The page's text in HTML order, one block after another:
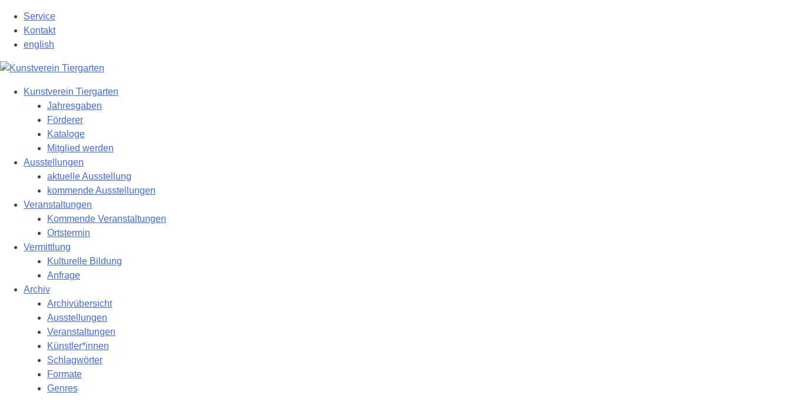
Hauptinhalt
springen
Service
Kontakt
english
Kunstverein Tiergarten
Jahresgaben
Förderer
Kataloge
Mitglied werden
Ausstellungen
aktuelle Ausstellung
kommende Ausstellungen
Veranstaltungen
Kommende Veranstaltungen
Ortstermin
Vermittlung
Kulturelle Bildung
Anfrage
Archiv
Archivübersicht
Ausstellungen
Veranstaltungen
Künstler*innen
Schlagwörter
Formate
Genres